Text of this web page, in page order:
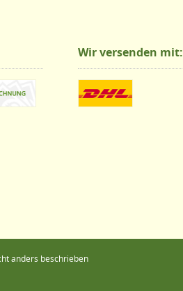
Wir versenden mit:
anders beschrieben